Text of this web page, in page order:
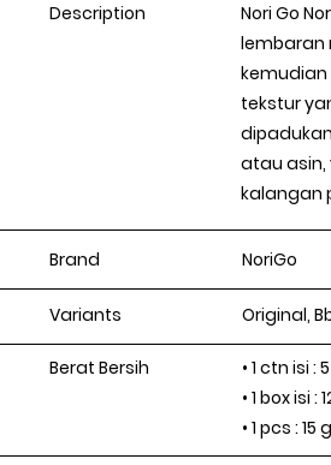
Description
Nori Go
lembaran
tekstur
atau
kalangan
Brand NoriGo
Variants Original,
Berat Bersih
• 1 ctn isi :
• 1 box isi :
• 1 pcs : 15